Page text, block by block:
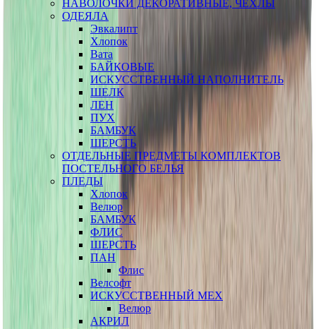
НАВОЛОЧКИ ДЕКОРАТИВНЫЕ, ЧЕХЛЫ
ОДЕЯЛА
Эвкалипт
Хлопок
Вата
БАЙКОВЫЕ
ИСКУССТВЕННЫЙ НАПОЛНИТЕЛЬ
ШЕЛК
ЛЕН
ПУХ
БАМБУК
ШЕРСТЬ
ОТДЕЛЬНЫЕ ПРЕДМЕТЫ КОМПЛЕКТОВ
ПОСТЕЛЬНОГО БЕЛЬЯ
ПЛЕДЫ
Хлопок
Велюр
БАМБУК
ФЛИС
ШЕРСТЬ
ПАН
Флис
Велсофт
ИСКУССТВЕННЫЙ МЕХ
Велюр
АКРИЛ